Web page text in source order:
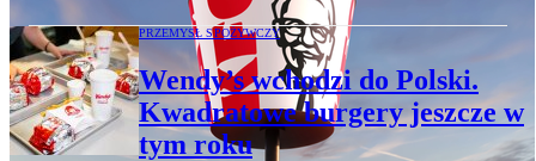
PRZEMYSŁ SPOŻYWCZY
Wendy’s wchodzi do Polski.
Kwadratowe burgery jeszcze w
tym roku